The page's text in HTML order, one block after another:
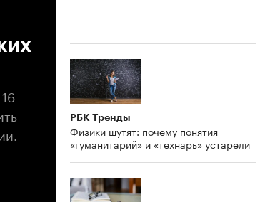
РБК Тренды
Физики шутят: почему понятия
«гуманитарий» и «технарь» устарели